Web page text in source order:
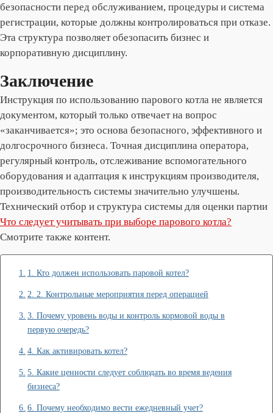
безопасности перед обслуживанием, процедуры и система
регистрации, которые должны контролироваться при отказе.
Эта структура позволяет обезопасить бизнес и
корпоративную дисциплину.
Заключение
Инструкция по использованию парового котла не является
документом, который только отвечает на вопрос
«заканчивается»; это основа безопасного, эффективного и
долгосрочного бизнеса. Точная дисциплина оператора,
регулярный контроль, отслеживание вспомогательного
оборудования и адаптация к инструкциям производителя,
производительность системы значительно улучшены.
Технический отбор и структура системы для оценки партии
Что следует учитывать при выборе парового котла?
Смотрите также контент.
1. Кто должен использовать паровой котел?
2. 2. Контрольные мероприятия перед операцией
3. Почему уровень воды и контроль кормовой воды в
первую очередь?
4. Как активировать котел?
5. Какие ценности следует соблюдать во время ведения
бизнеса?
6. Почему необходимо вести ежедневный учет?